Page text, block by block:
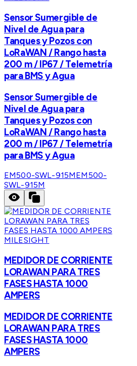
Sensor Sumergible de
Nivel de Agua para
Tanques y Pozos con
LoRaWAN / Rango hasta
200 m / IP67 / Telemetría
para BMS y Agua
Sensor Sumergible de
Nivel de Agua para
Tanques y Pozos con
LoRaWAN / Rango hasta
200 m / IP67 / Telemetría
para BMS y Agua
EM500-SWL-915MEM500-
SWL-915M
MILESIGHT
MEDIDOR DE CORRIENTE
LORAWAN PARA TRES
FASES HASTA 1000
AMPERS
MEDIDOR DE CORRIENTE
LORAWAN PARA TRES
FASES HASTA 1000
AMPERS